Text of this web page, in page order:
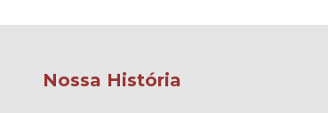
Nossa História